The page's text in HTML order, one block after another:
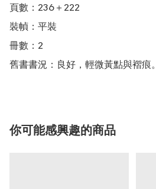
頁數：236＋222
裝幀：平裝
冊數：2
舊書書況：良好，輕微黃點與褶痕。
你可能感興趣的商品